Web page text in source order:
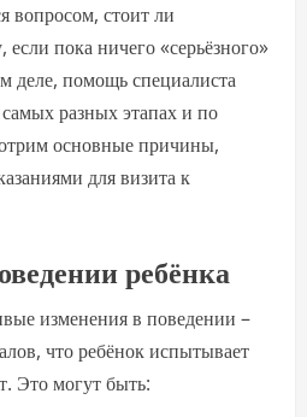
вопросом, стоит ли
если пока ничего «серьёзного»
деле, помощь специалиста
разных этапах и по
основные причины,
для визита к
ребёнка
изменения в поведении –
что ребёнок испытывает
Это могут быть: